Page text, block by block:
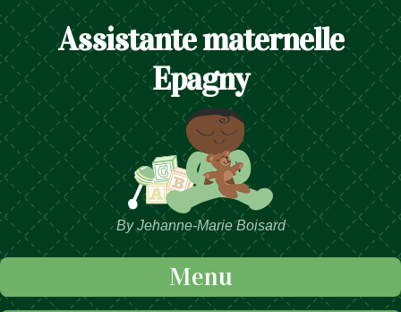
Assistante maternelle
Epagny
By Jehanne-Marie Boisard
Menu